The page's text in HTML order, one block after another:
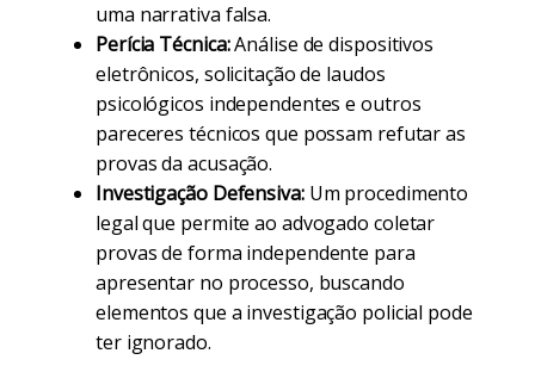
uma narrativa falsa.
Perícia Técnica:Análise de dispositivos
eletrônicos, solicitação de laudos
psicológicos independentes e outros
pareceres técnicos que possam refutar as
provas da acusação.
Investigação Defensiva:Um procedimento
legal que permite ao advogado coletar
provas de forma independente para
apresentar no processo, buscando
elementos que a investigação policial pode
ter ignorado.